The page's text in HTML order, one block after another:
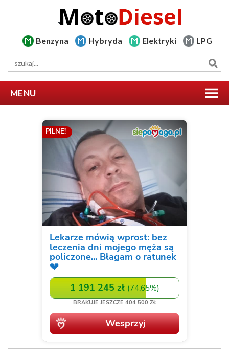
Benzyna Hybryda Elektryki LPG
MENU